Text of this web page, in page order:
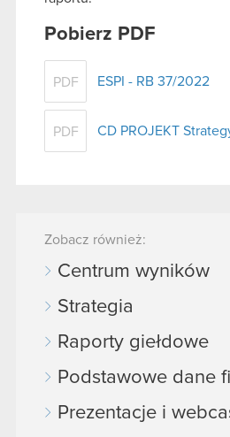
Pobierz PDF
PDF ESPI - RB 37/2022
PDF CD PROJEKT
Zobacz również:
Centrum wyników
Strategia
Raporty giełdowe
Podstawowe dane
Prezentacje i